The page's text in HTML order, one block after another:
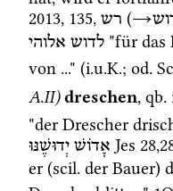
2013, 135, רש (→
לדוש אלוהי
"für das
von ..." (i.u.K.; od.
A.II)dreschen, qb.
"der Drescher
אָדוֹשׁ יְדוּשֶׁנּוּ Jes 28,
er (scil. der Bauer)